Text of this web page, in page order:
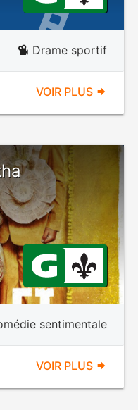
Drame sportif
VOIR PLUS
sentimentale
VOIR PLUS